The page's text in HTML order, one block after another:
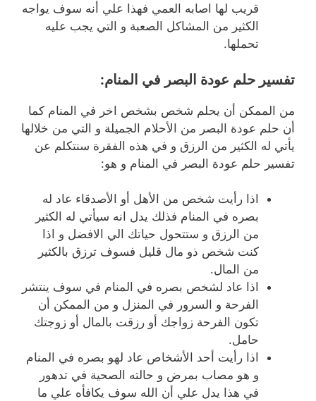
قريب لها اصابه العمي فهذا علي أنه سوف يواجه
الكثير من المشاكل الصعبة و التي يجب عليه
تحملها.
تفسير حلم عودة البصر في المنام:
من الممكن أن يحلم شخص بشخص اخر في المنام كما
أن حلم عودة البصر من الأحلام الجميلة و التي من خلالها
يأتي له الكثير من الرزق و في هذه الفقرة سنتكلم عن
تفسير حلم عودة البصر في المنام و هو:
اذا رأيت شخص من الأهل أو الأصدقاء عاد له
بصره في المنام فذلك يدل انه سيأتي له الكثير
من الرزق و ستتحول حياتك الي الافضل و اذا
كنت شخص ذو مال قليل فسوف ترزق بالكثير
من المال.
اذا عاد لشخص بصره في المنام في سوف ينتشر
الفرحة و السرور في المنزل و من الممكن أن
تكون الفرحة زواجك أو رزقت بالمال أو زوجتك
حامل.
اذا رأيت أحد الأشخاص عاد لهو بصره في المنام
و هو مصاب بمرض و حالته الصحية في تدهور
في هذا يدل علي أن الله سوف يكافأه علي ما